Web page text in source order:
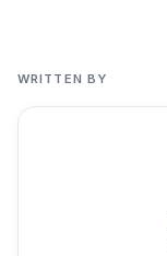
WRITTEN BY